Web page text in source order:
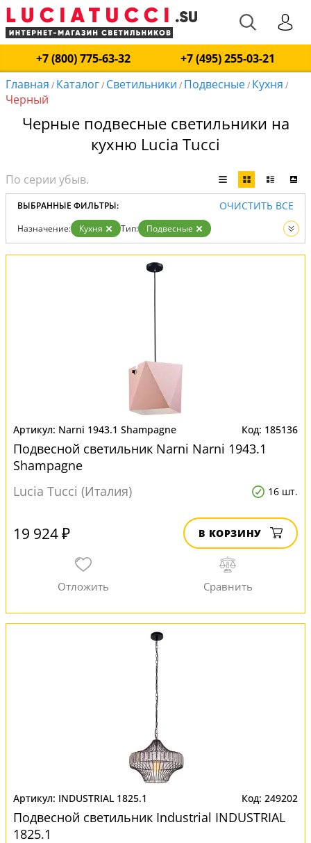
+7 (800) 775-63-32
+7 (495) 255-03-21
Главная / Каталог/ Светильники / Подвесные/ Кухня /
Черный
Черные подвесные светильники на
кухню Lucia Tucci
ВЫБРАННЫЕ ФИЛЬТРЫ: ОЧИСТИТЬ ВСЕ
Назначение: Кухня Тип:
Подвесные
Цвет:
Черный Вид: Светильники
Narni 1943.1 Shampagne 185136
Подвесной светильник Narni Narni 1943.1
Shampagne
Lucia Tucci (Италия)
16 шт.
19 924 ₽ В КОРЗИНУ
INDUSTRIAL 1825.1 249202
Подвесной светильник Industrial INDUSTRIAL
1825.1